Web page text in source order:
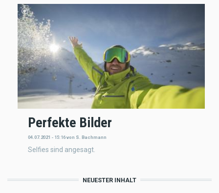
Perfekte Bilder
04.07.2021 - 15:16von S. Bachmann
Selfies sind angesagt.
NEUESTER INHALT